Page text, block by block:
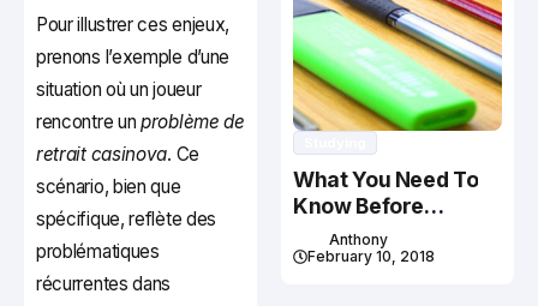
Pour illustrer ces enjeux,
prenons l’exemple d’une
situation où un joueur
rencontre unproblème de
retrait casinova. Ce
scénario, bien que
spécifique, reflète des
problématiques
récurrentes dans
What You Need To
Know Before
Studying In Canada
Anthony
February 10, 2018